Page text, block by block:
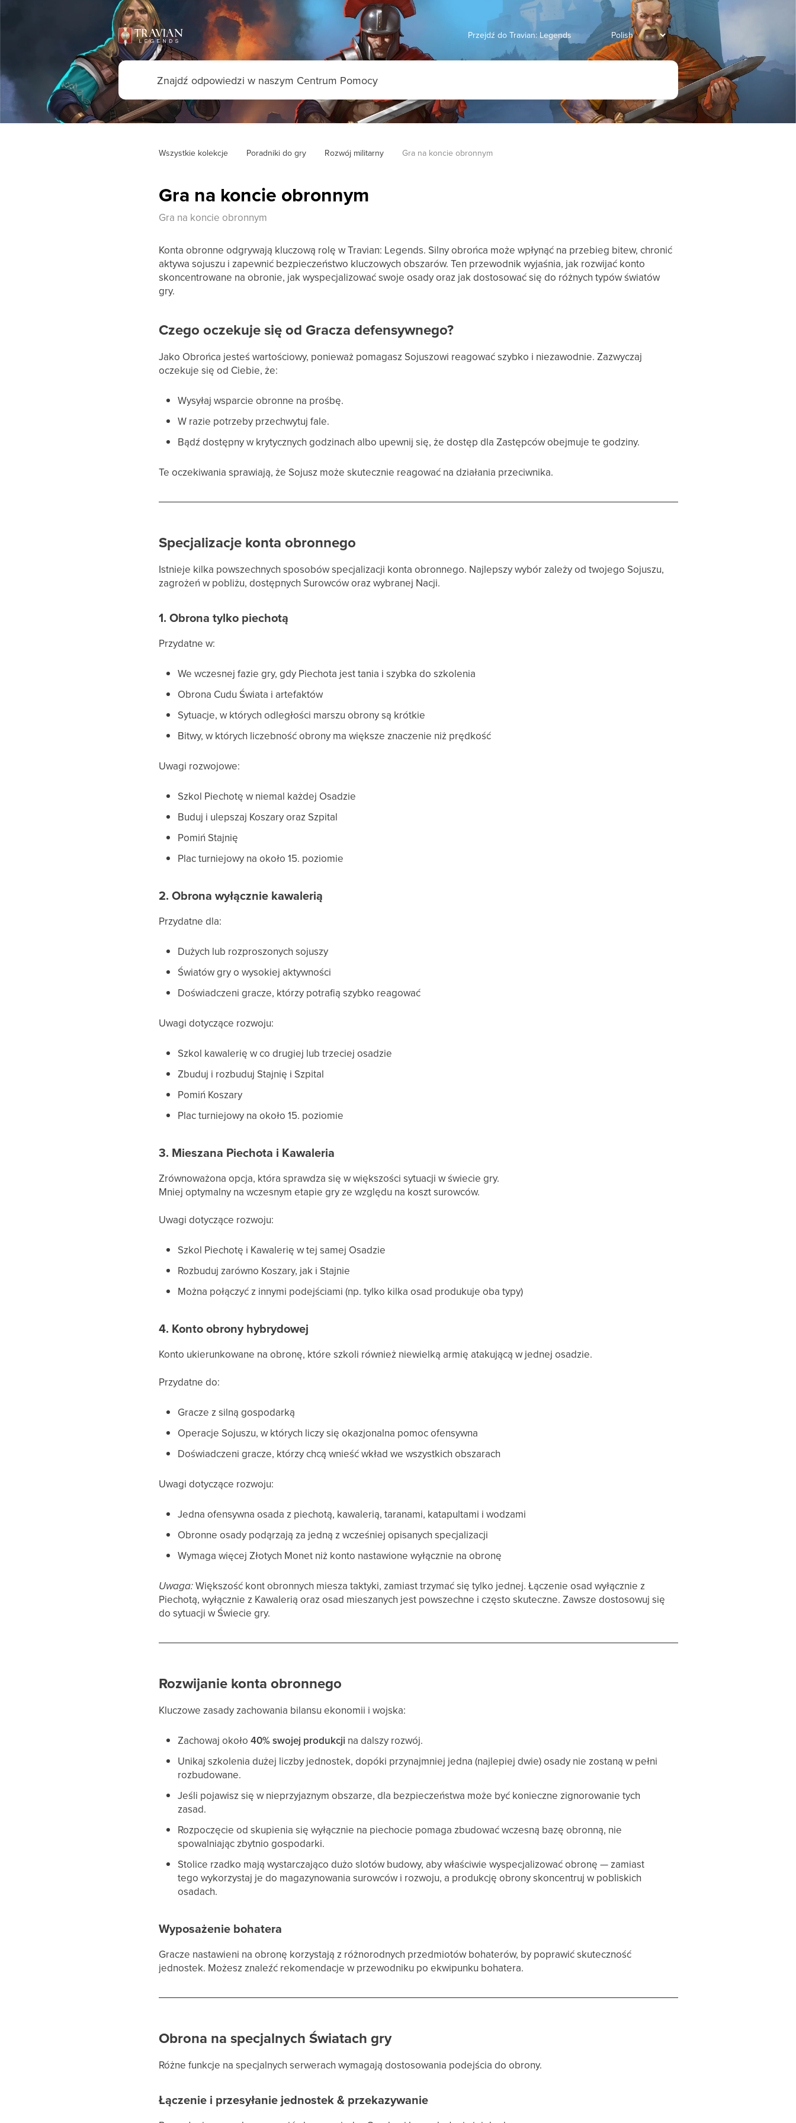
Przejdź do Travian: Legends
Wszystkie kolekcje Poradniki do gry Rozwój militarny Gra na koncie obronnym
Gra na koncie obronnym
Gra na koncie obronnym
Konta obronne odgrywają kluczową rolę w Travian: Legends. Silny obrońca może wpłynąć na przebieg bitew, chronić
aktywa sojuszu i zapewnić bezpieczeństwo kluczowych obszarów. Ten przewodnik wyjaśnia, jak rozwijać konto
skoncentrowane na obronie, jak wyspecjalizować swoje osady oraz jak dostosować się do różnych typów światów
gry.
Czego oczekuje się od Gracza defensywnego?
Jako Obrońca jesteś wartościowy, ponieważ pomagasz Sojuszowi reagować szybko i niezawodnie. Zazwyczaj
oczekuje się od Ciebie, że:
Wysyłaj wsparcie obronne na prośbę.
W razie potrzeby przechwytuj fale.
Bądź dostępny w krytycznych godzinach albo upewnij się, że dostęp dla Zastępców obejmuje te godziny.
Te oczekiwania sprawiają, że Sojusz może skutecznie reagować na działania przeciwnika.
Specjalizacje konta obronnego
Istnieje kilka powszechnych sposobów specjalizacji konta obronnego. Najlepszy wybór zależy od twojego Sojuszu,
zagrożeń w pobliżu, dostępnych Surowców oraz wybranej Nacji.
1. Obrona tylko piechotą
Przydatne w:
We wczesnej fazie gry, gdy Piechota jest tania i szybka do szkolenia
Obrona Cudu Świata i artefaktów
Sytuacje, w których odległości marszu obrony są krótkie
Bitwy, w których liczebność obrony ma większe znaczenie niż prędkość
Uwagi rozwojowe:
Szkol Piechotę w niemal każdej Osadzie
Buduj i ulepszaj Koszary oraz Szpital
Pomiń Stajnię
Plac turniejowy na około 15. poziomie
2. Obrona wyłącznie kawalerią
Przydatne dla:
Dużych lub rozproszonych sojuszy
Światów gry o wysokiej aktywności
Doświadczeni gracze, którzy potrafią szybko reagować
Uwagi dotyczące rozwoju:
Szkol kawalerię w co drugiej lub trzeciej osadzie
Zbuduj i rozbuduj Stajnię i Szpital
Pomiń Koszary
Plac turniejowy na około 15. poziomie
3. Mieszana Piechota i Kawaleria
Zrównoważona opcja, która sprawdza się w większości sytuacji w świecie gry.
Mniej optymalny na wczesnym etapie gry ze względu na koszt surowców.
Uwagi dotyczące rozwoju:
Szkol Piechotę i Kawalerię w tej samej Osadzie
Rozbuduj zarówno Koszary, jak i Stajnie
Można połączyć z innymi podejściami (np. tylko kilka osad produkuje oba typy)
4. Konto obrony hybrydowej
Konto ukierunkowane na obronę, które szkoli również niewielką armię atakującą w jednej osadzie.
Przydatne do:
Gracze z silną gospodarką
Operacje Sojuszu, w których liczy się okazjonalna pomoc ofensywna
Doświadczeni gracze, którzy chcą wnieść wkład we wszystkich obszarach
Uwagi dotyczące rozwoju:
Jedna ofensywna osada z piechotą, kawalerią, taranami, katapultami i wodzami
Obronne osady podąrzają za jedną z wcześniej opisanych specjalizacji
Wymaga więcej Złotych Monet niż konto nastawione wyłącznie na obronę
Uwaga:Większość kont obronnych miesza taktyki, zamiast trzymać się tylko jednej. Łączenie osad wyłącznie z
Piechotą, wyłącznie z Kawalerią oraz osad mieszanych jest powszechne i często skuteczne. Zawsze dostosowuj się
do sytuacji w Świecie gry.
Rozwijanie konta obronnego
Kluczowe zasady zachowania bilansu ekonomii i wojska:
Zachowaj około40% swojej produkcji na dalszy rozwój.
Unikaj szkolenia dużej liczby jednostek, dopóki przynajmniej jedna (najlepiej dwie) osady nie zostaną w pełni
rozbudowane.
Jeśli pojawisz się w nieprzyjaznym obszarze, dla bezpieczeństwa może być konieczne zignorowanie tych
zasad.
Rozpoczęcie od skupienia się wyłącznie na piechocie pomaga zbudować wczesną bazę obronną, nie
spowalniając zbytnio gospodarki.
Stolice rzadko mają wystarczająco dużo slotów budowy, aby właściwie wyspecjalizować obronę — zamiast
tego wykorzystaj je do magazynowania surowców i rozwoju, a produkcję obrony skoncentruj w pobliskich
osadach.
Wyposażenie bohatera
Gracze nastawieni na obronę korzystają z różnorodnych przedmiotów bohaterów, by poprawić skuteczność
jednostek. Możesz znaleźć rekomendacje w przewodniku po ekwipunku bohatera.
Obrona na specjalnych Światach gry
Różne funkcje na specjalnych serwerach wymagają dostosowania podejścia do obrony.
Łączenie i przesyłanie jednostek & przekazywanie